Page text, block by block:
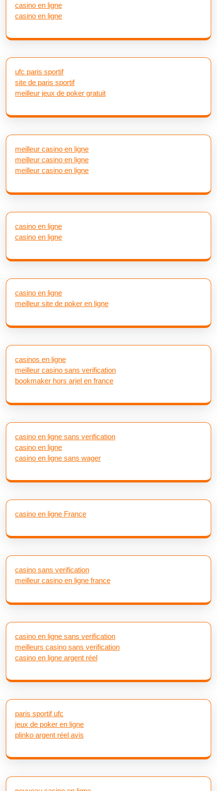
casino en ligne
casino en ligne
ufc paris sportif
site de paris sportif
meilleur jeux de poker gratuit
meilleur casino en ligne
meilleur casino en ligne
meilleur casino en ligne
casino en ligne
casino en ligne
casino en ligne
meilleur site de poker en ligne
casinos en ligne
meilleur casino sans verification
bookmaker hors arjel en france
casino en ligne sans verification
casino en ligne
casino en ligne sans wager
casino en ligne France
casino sans verification
meilleur casino en ligne france
casino en ligne sans verification
meilleurs casino sans verification
casino en ligne argent réel
paris sportif ufc
jeux de poker en ligne
plinko argent réel avis